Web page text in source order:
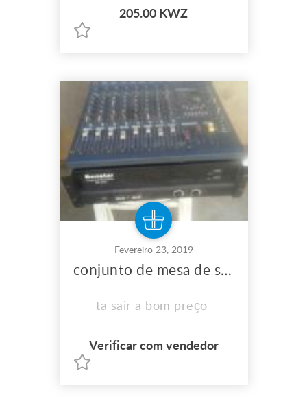
mil -tripé de mesa para
microfone-20 mil -filtros de
205.00 KWZ
Fevereiro 23, 2019
conjunto de mesa de son e um amplificador
ta sair a bom preço
Verificar com vendedor